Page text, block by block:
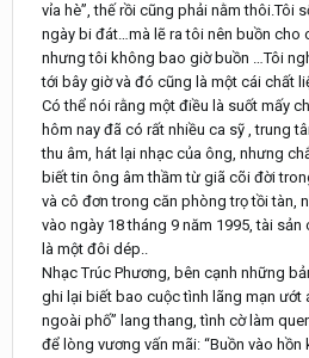
vỉa hè”, thế rồi cũng phải nằm thôi.Tôi
ngày bi đát…mà lẽ ra tôi nên buồn cho
nhưng tôi không bao giờ buồn …Tôi
tới bây giờ và đó cũng là một cái chất
Có thể nói rằng một điều là suốt mấy
hôm nay đã có rất nhiều ca sỹ , trung
thu âm, hát lại nhạc của ông, nhưng
biết tin ông âm thầm từ giã cõi đời
và cô đơn trong căn phòng trọ tồi tàn,
vào ngày 18 tháng 9 năm 1995, tài
là một đôi dép..
Nhạc Trúc Phương, bên cạnh những
ghi lại biết bao cuộc tình lãng mạn ướt
ngoài phố” lang thang, tình cờ làm
để lòng vương vấn mãi: “Buồn vào